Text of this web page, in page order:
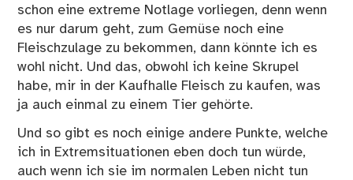
schon eine extreme Notlage vorliegen, denn wenn
es nur darum geht, zum Gemüse noch eine
Fleischzulage zu bekommen, dann könnte ich es
wohl nicht. Und das, obwohl ich keine Skrupel
habe, mir in der Kaufhalle Fleisch zu kaufen, was
ja auch einmal zu einem Tier gehörte.
Und so gibt es noch einige andere Punkte, welche
ich in Extremsituationen eben doch tun würde,
auch wenn ich sie im normalen Leben nicht tun